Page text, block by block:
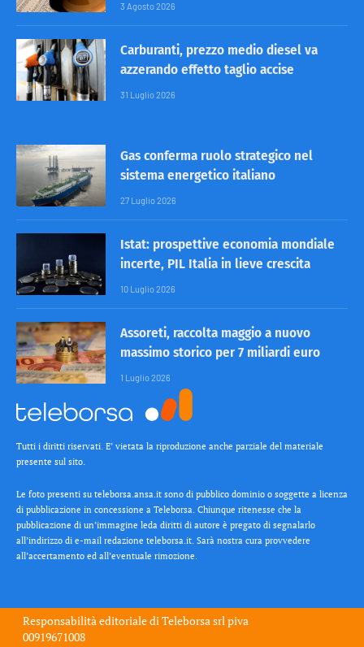
3 Agosto 2026
Carburanti, prezzo medio diesel va
azzerando effetto taglio accise
31 Luglio 2026
Gas conferma ruolo strategico nel
sistema energetico italiano
27 Luglio 2026
Istat: prospettive economia mondiale
incerte, PIL Italia in lieve crescita
10 Luglio 2026
Assoreti, raccolta maggio a nuovo
massimo storico per 7 miliardi euro
1 Luglio 2026
Tutti i diritti riservati. E’ vietata la riproduzione anche parziale del materiale
presente sul sito.
Le foto presenti su teleborsa.ansa.it sono di pubblico dominio o soggette a licenza
di pubblicazione in concessione a Teleborsa. Chiunque ritenesse che la
pubblicazione di un’immagine leda diritti di autore è pregato di segnalarlo
all’indirizzo di e-mail redazione teleborsa.it. Sarà nostra cura provvedere
all’accertamento ed all’eventuale rimozione.
Responsabilità editoriale diTeleborsa srlpiva
00919671008